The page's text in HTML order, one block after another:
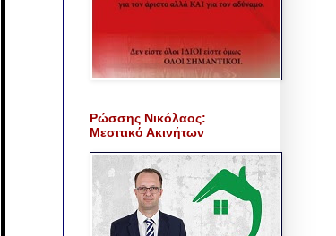
Ρώσσης Νικόλαος:
Μεσιτικό Ακινήτων